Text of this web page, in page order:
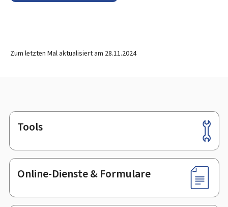
Zum letzten Mal aktualisiert am 28.11.2024
Footer
Tools
Online-Dienste & Formulare